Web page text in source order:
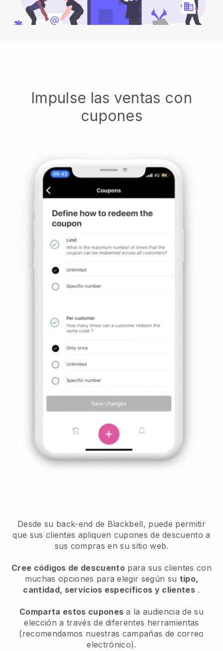
Impulse las ventas con
cupones
Desde su back-end de Blackbell, puede permitir
que sus clientes apliquen cupones de descuento a
sus compras en su sitio web.
Cree códigos de descuentopara sus clientes con
muchas opciones para elegir según su tipo,
cantidad, servicios específicos y clientes.
Comparta estos cupones a la audiencia de su
elección a través de diferentes herramientas
(recomendamos nuestras campañas de correo
electrónico).